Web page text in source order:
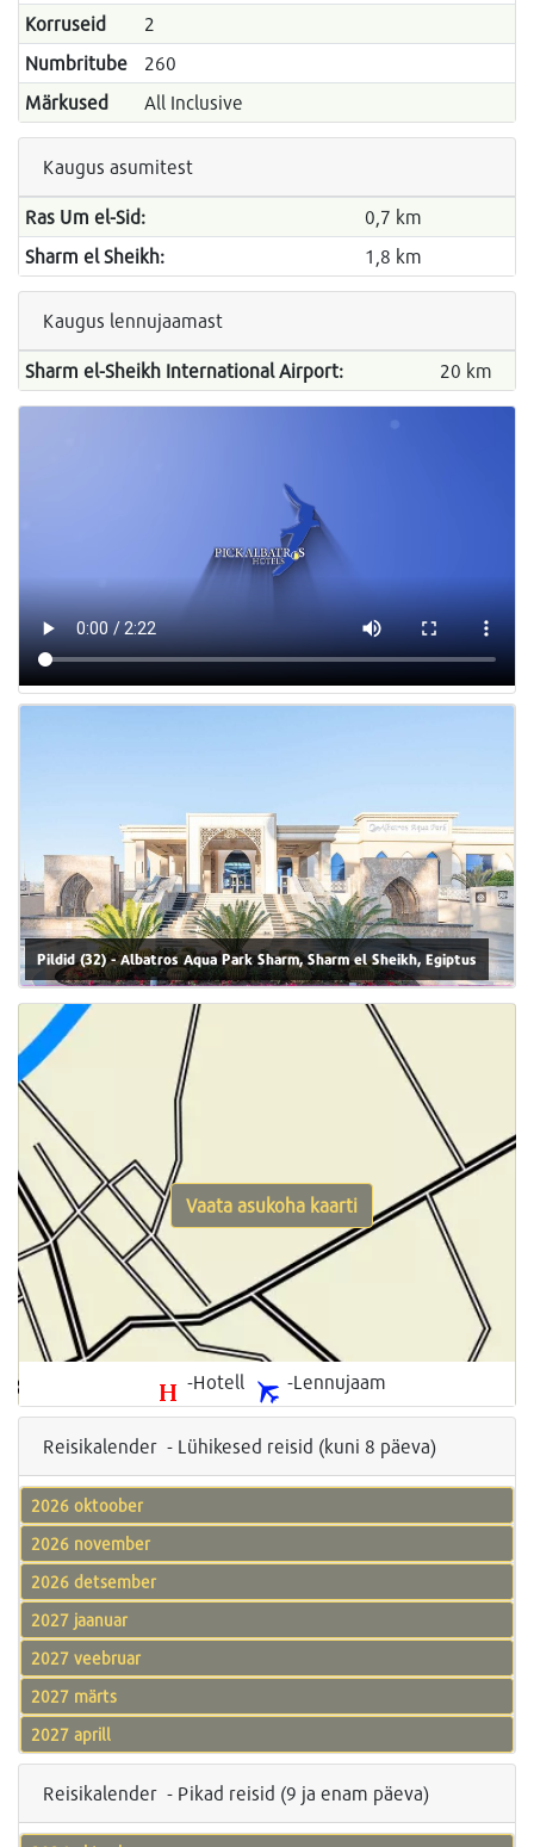
Korruseid
2
Numbritube
260
Märkused
All Inclusive
Kaugus asumitest
Ras Um el-Sid:
0,7 km
Sharm el Sheikh:
1,8 km
Kaugus lennujaamast
Sharm el-Sheikh International Airport: 20 km
Pildid (32) - Albatros Aqua Park Sharm, Sharm el Sheikh, Egiptus
-Hotell -Lennujaam
Vaata asukoha kaarti
Reisikalender - Lühikesed reisid (kuni 8 päeva)
2026 oktoober
2026 november
2026 detsember
2027 jaanuar
2027 veebruar
2027 märts
2027 aprill
Reisikalender - Pikad reisid (9 ja enam päeva)